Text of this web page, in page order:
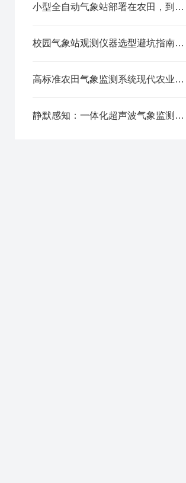
小型全自动气象站部署在农田，到底能省多少人工成本
校园气象站观测仪器选型避坑指南：防水、防雷、抗风，这5个指标一个都不能少！
高标准农田气象监测系统现代农业的“智慧天眼”
静默感知：一体化超声波气象监测站的技术进化论